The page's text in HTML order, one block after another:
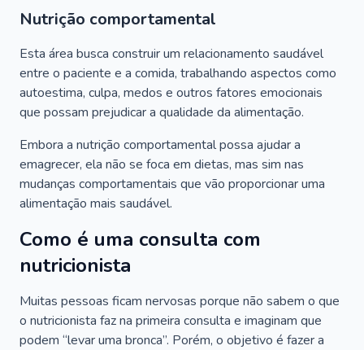
Nutrição comportamental
Esta área busca construir um relacionamento saudável
entre o paciente e a comida, trabalhando aspectos como
autoestima, culpa, medos e outros fatores emocionais
que possam prejudicar a qualidade da alimentação.
Embora a nutrição comportamental possa ajudar a
emagrecer, ela não se foca em dietas, mas sim nas
mudanças comportamentais que vão proporcionar uma
alimentação mais saudável.
Como é uma consulta com
nutricionista
Muitas pessoas ficam nervosas porque não sabem o que
o nutricionista faz na primeira consulta e imaginam que
podem “levar uma bronca”. Porém, o objetivo é fazer a